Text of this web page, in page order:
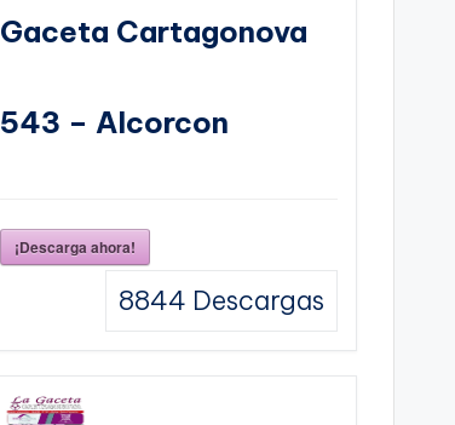
Gaceta Cartagonova
543 – Alcorcon
¡Descarga ahora!
8844 Descargas